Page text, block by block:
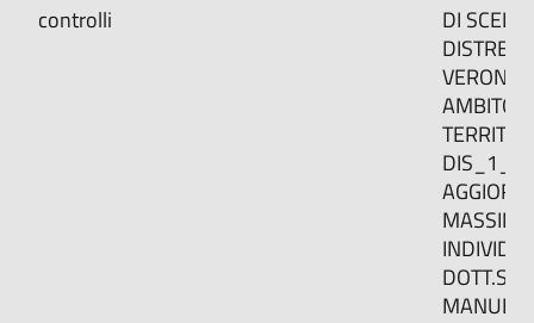
controlli
DI
VERONA
AMBITO